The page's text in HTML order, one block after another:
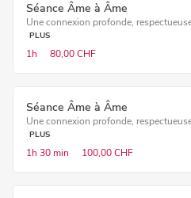
Séance Âme à Âme
Une connexion profonde,
PLUS
1h 80,00 CHF
Séance Âme à Âme
Une connexion profonde,
PLUS
1h 30 min 100,00 CHF